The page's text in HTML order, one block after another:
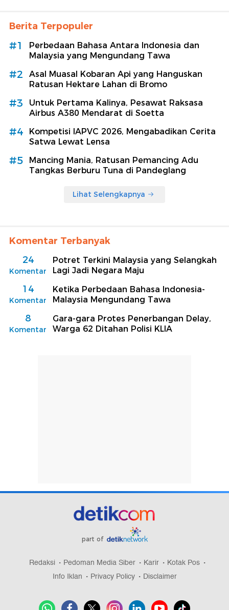
Berita Terpopuler
#1
Perbedaan Bahasa Antara Indonesia dan
Malaysia yang Mengundang Tawa
#2
Asal Muasal Kobaran Api yang Hanguskan
Ratusan Hektare Lahan di Bromo
#3
Untuk Pertama Kalinya, Pesawat Raksasa
Airbus A380 Mendarat di Soetta
#4
Kompetisi IAPVC 2026, Mengabadikan Cerita
Satwa Lewat Lensa
#5
Mancing Mania, Ratusan Pemancing Adu
Tangkas Berburu Tuna di Pandeglang
Lihat Selengkapnya
Komentar Terbanyak
24
Komentar
Potret Terkini Malaysia yang Selangkah
Lagi Jadi Negara Maju
14
Komentar
Ketika Perbedaan Bahasa Indonesia-
Malaysia Mengundang Tawa
8
Komentar
Gara-gara Protes Penerbangan Delay,
Warga 62 Ditahan Polisi KLIA
part of
Redaksi Pedoman Media Siber Karir
Kotak Pos
Info Iklan
Privacy Policy Disclaimer